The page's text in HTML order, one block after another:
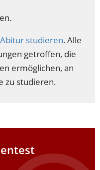
studieren. Alle
getroffen, die
ermöglichen, an
zu studieren.